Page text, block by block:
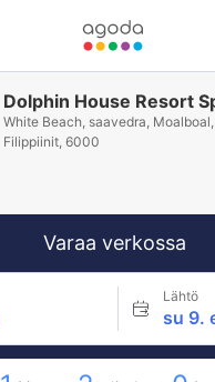
Dolphin House Resort
White Beach, saavedra,
Filippiinit, 6000
Varaa verkossa
Lähtö
su 9.